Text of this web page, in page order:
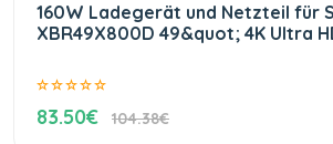
160W Ladegerät und Netzteil für
XBR49X800D 49&quot; 4K Ultra
83.50€ 104.38€